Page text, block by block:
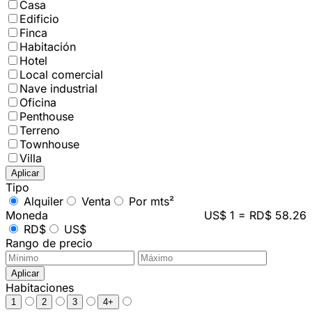
Casa
Edificio
Finca
Habitación
Hotel
Local comercial
Nave industrial
Oficina
Penthouse
Terreno
Townhouse
Villa
Aplicar
Tipo
Alquiler
Venta
Por mts²
Moneda
US$ 1 = RD$ 58.26
RD$
US$
Rango de precio
Aplicar
Habitaciones
1 2 3 4+